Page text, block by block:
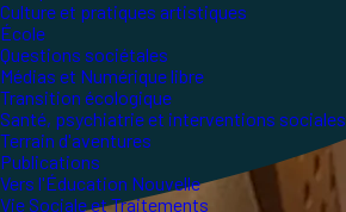
Culture et pratiques artistiques
École
Questions sociétales
Médias et Numérique libre
Transition écologique
Santé, psychiatrie et interventions sociales
Terrain d'aventures
Publications
Vers l'Éducation Nouvelle
Vie Sociale et Traitements